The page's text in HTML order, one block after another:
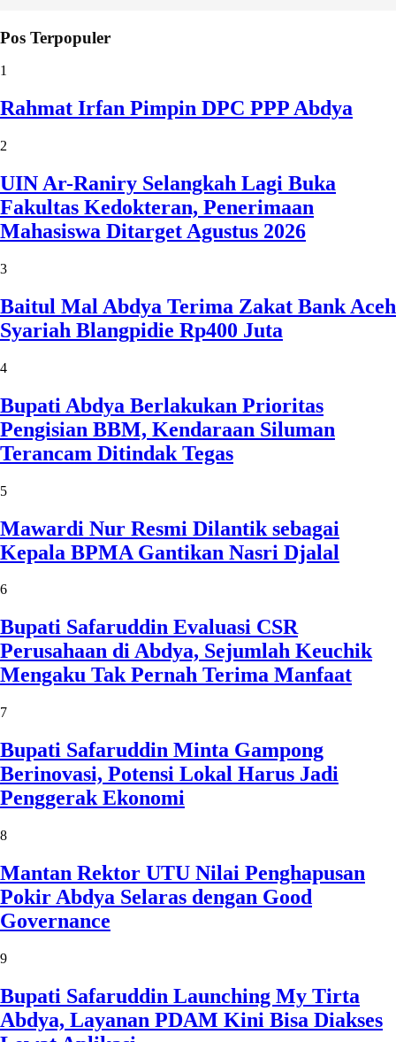
Pos Terpopuler
1
Rahmat Irfan Pimpin DPC PPP Abdya
2
UIN Ar-Raniry Selangkah Lagi Buka
Fakultas Kedokteran, Penerimaan
Mahasiswa Ditarget Agustus 2026
3
Baitul Mal Abdya Terima Zakat Bank Aceh
Syariah Blangpidie Rp400 Juta
4
Bupati Abdya Berlakukan Prioritas
Pengisian BBM, Kendaraan Siluman
Terancam Ditindak Tegas
5
Mawardi Nur Resmi Dilantik sebagai
Kepala BPMA Gantikan Nasri Djalal
6
Bupati Safaruddin Evaluasi CSR
Perusahaan di Abdya, Sejumlah Keuchik
Mengaku Tak Pernah Terima Manfaat
7
Bupati Safaruddin Minta Gampong
Berinovasi, Potensi Lokal Harus Jadi
Penggerak Ekonomi
8
Mantan Rektor UTU Nilai Penghapusan
Pokir Abdya Selaras dengan Good
Governance
9
Bupati Safaruddin Launching My Tirta
Abdya, Layanan PDAM Kini Bisa Diakses